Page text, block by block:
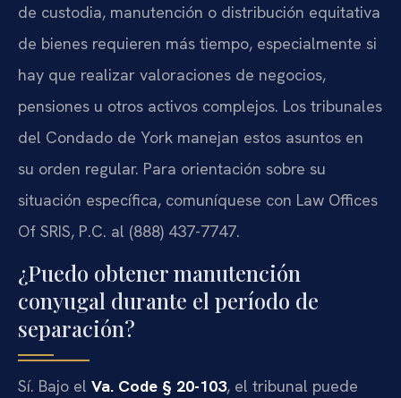
de custodia, manutención o distribución equitativa
de bienes requieren más tiempo, especialmente si
hay que realizar valoraciones de negocios,
pensiones u otros activos complejos. Los tribunales
del Condado de York manejan estos asuntos en
su orden regular. Para orientación sobre su
situación específica, comuníquese con Law Offices
Of SRIS, P.C. al (888) 437-7747.
¿Puedo obtener manutención
conyugal durante el período de
separación?
Sí. Bajo el Va. Code § 20-103, el tribunal puede